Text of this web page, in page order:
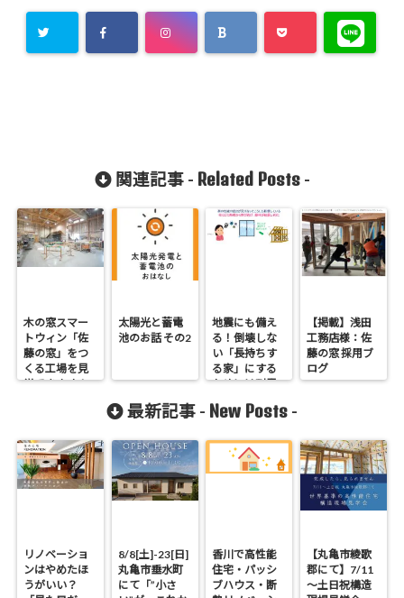
関連記事 - Related Posts-
木の窓スマー
トウィン「佐
藤の窓」をつ
くる工場を見
学できます！
太陽光と蓄電
池のお話 その2
地震にも備え
る！倒壊しな
い「長持ちす
る家」にする
ためには耐震
熱が必須
【掲載】浅田
工務店様：佐
藤の窓 採用ブ
ログ
最新記事 - New Posts -
リノベーショ
ンはやめたほ
うがいい？
8/8[土]-23[日]
丸亀市垂水町
にて「”小さ
香川で高性能
住宅・パッシ
ブハウス・断
【丸亀市綾歌
郡にて】7/11
～土日祝構造